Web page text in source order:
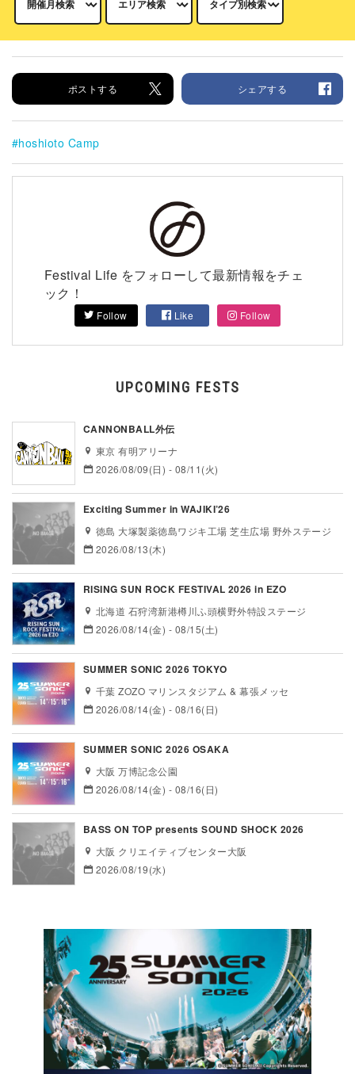
ポストする シェアする
hoshioto Camp
Festival Life をフォローして最新情報をチェ
ック！
Follow Like Follow
UPCOMING FESTS
CANNONBALL外伝
東京 有明アリーナ
2026/08/09(日) - 08/11(火)
Exciting Summer in WAJIKI’26
徳島 大塚製薬徳島ワジキ工場 芝生広場 野外ステージ
2026/08/13(木)
RISING SUN ROCK FESTIVAL 2026 in EZO
北海道 石狩湾新港樽川ふ頭横野外特設ステージ
2026/08/14(金) - 08/15(土)
SUMMER SONIC 2026 TOKYO
千葉 ZOZO マリンスタジアム & 幕張メッセ
2026/08/14(金) - 08/16(日)
SUMMER SONIC 2026 OSAKA
大阪 万博記念公園
2026/08/14(金) - 08/16(日)
BASS ON TOP presents SOUND SHOCK 2026
大阪 クリエイティブセンター大阪
2026/08/19(水)